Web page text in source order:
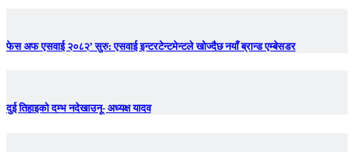
फेस अफ एसवाई २०८२’ सुरु: एसवाई इन्टरटेन्टमेन्टले खोज्दैछ नयाँ ब्रान्ड एम्बेसडर
दुई तिहाइको दम्भ नदेखाउनू- अध्यक्ष यादव